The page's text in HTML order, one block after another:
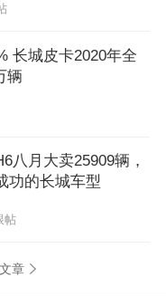
长城皮卡2020年全
辆
八月大卖25909辆，
功的长城车型
帖
章